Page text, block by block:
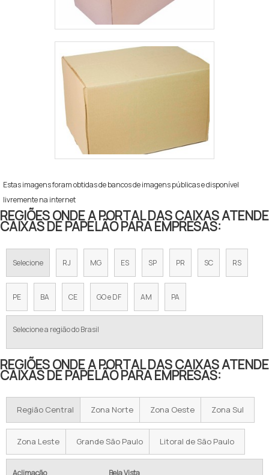
tem tudo que se precisa para gráfico de tags e
embalagens. São diversas opções de itens
cordão com ótima qualidade e
assertividade.Objetivam a satisfação dos clientes
através de um atendimento singular, por meio de
profissionais treinados e altamente qualificados. A
Top Quality é uma empresa que tem sido apontada
de forma positiva no mercado por toda seriedade e
qualidade, o que comprova sua essência de trazer o
melhor para os parceiros.
Estas imagens foram obtidas de bancos de imagens públicas e disponível
livremente na internet
REGIÕES ONDE A PORTAL DAS CAIXAS ATENDE
CAIXAS DE PAPELÃO PARA EMPRESAS:
Selecione RJ MG ES SP PR SC RS
PE BA CE GO e DF AM PA
Selecione a região do Brasil
REGIÕES ONDE A PORTAL DAS CAIXAS ATENDE
CAIXAS DE PAPELÃO PARA EMPRESAS:
Região Central Zona Norte Zona Oeste Zona Sul
Zona Leste Grande São Paulo Litoral de São Paulo
Aclimação
Bela Vista